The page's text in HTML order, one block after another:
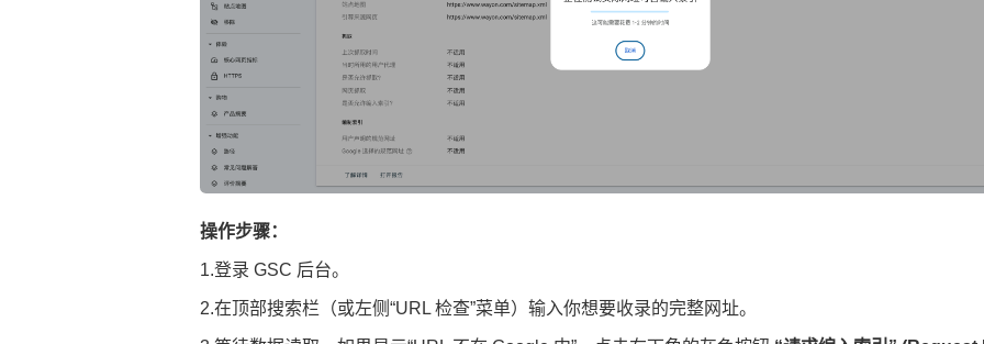
操作步骤：
1.登录 GSC 后台。
2.在顶部搜索栏（或左侧“URL 检查”菜单）输入你想要收录的完整网址。